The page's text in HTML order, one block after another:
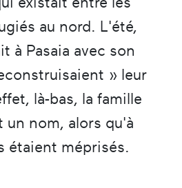
au nord. L'été,
à Pasaia avec son
» leur
là-bas, la famille
un nom, alors qu'à
étaient méprisés.